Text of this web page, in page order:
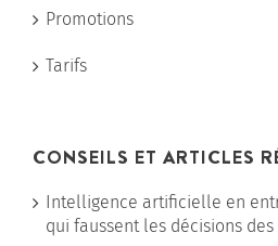
Promotions
Tarifs
CONSEILS ET ARTICLES
Intelligence artificielle en
qui faussent les décisions